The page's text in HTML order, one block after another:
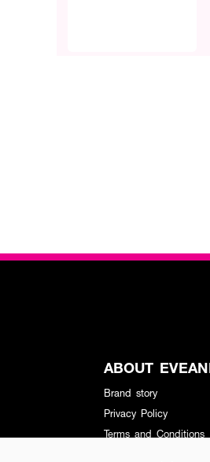
ABOUT
Brand story
Privacy Policy
Terms and Conditions